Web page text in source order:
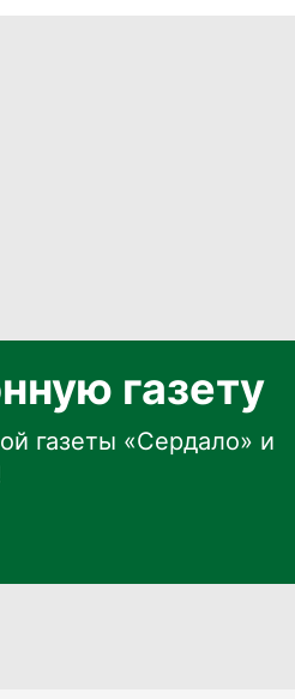
газету
газеты «Сердало» и